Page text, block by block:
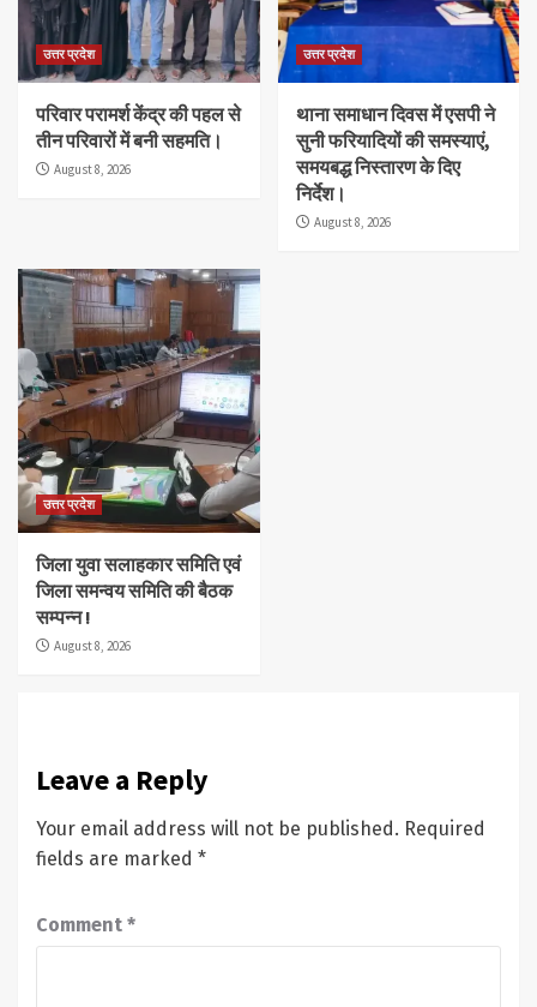
उत्तर प्रदेश
परिवार परामर्श केंद्र की पहल से
तीन परिवारों में बनी सहमति।
August 8, 2026
उत्तर प्रदेश
थाना समाधान दिवस में एसपी ने
सुनी फरियादियों की समस्याएं,
समयबद्ध निस्तारण के दिए
निर्देश।
August 8, 2026
उत्तर प्रदेश
जिला युवा सलाहकार समिति एवं
जिला समन्वय समिति की बैठक
सम्पन्न !
August 8, 2026
Leave a Reply
Your email address will not be published. Required
fields are marked *
Comment *